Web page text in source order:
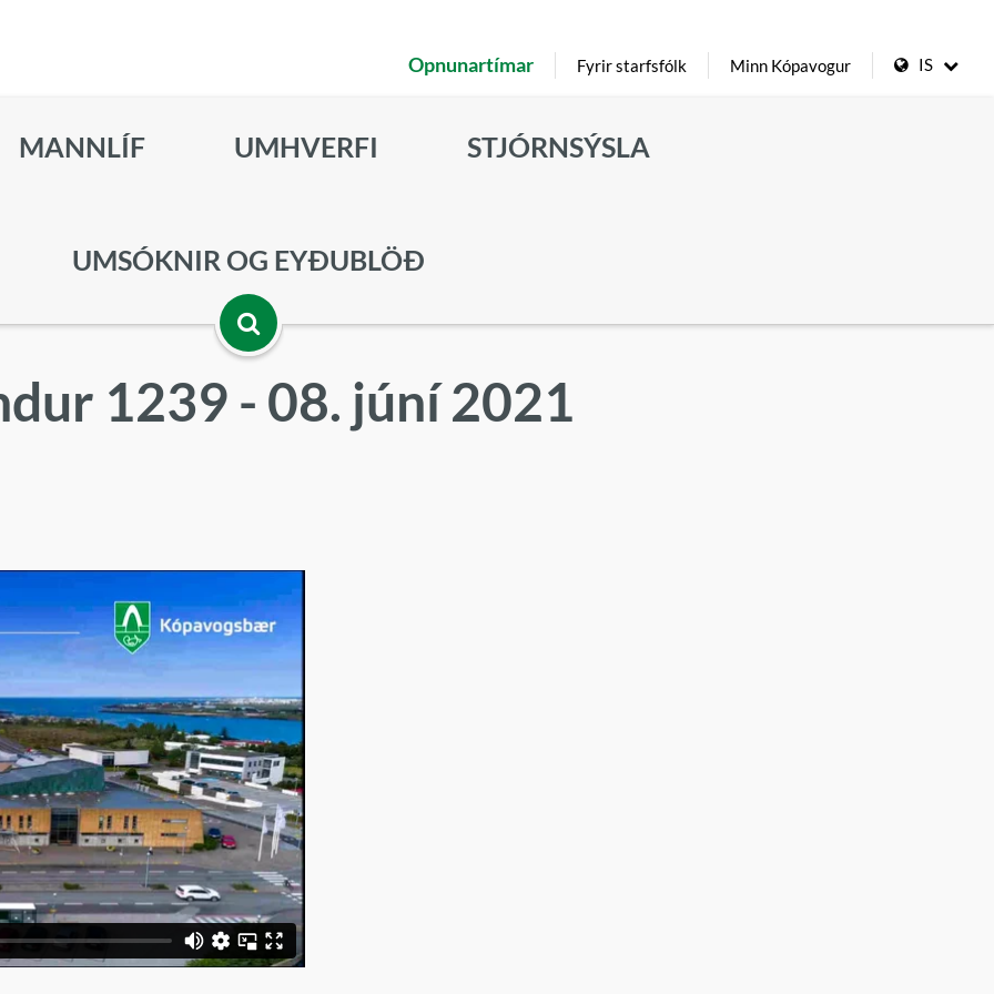
MANNLÍF UMHVERFI STJÓRNSÝSLA
UMSÓKNIR OG EYÐUBLÖÐ
Opna
leitarbox
Opnunartímar Fyrir starfsfólk Minn Kópavogur IS
1239 - 08. júní 2021